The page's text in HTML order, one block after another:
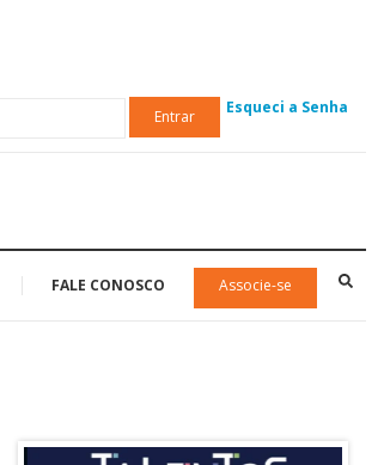
Entrar Esqueci a Senha
FALE CONOSCO Associe-se